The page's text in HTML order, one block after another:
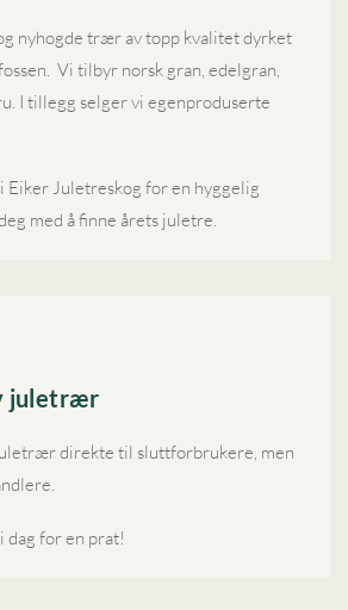
nyhogde trær av topp kvalitet dyrket
Vi tilbyr norsk gran, edelgran,
I tillegg selger vi egenproduserte
Eiker Juletreskog for en hyggelig
med å finne årets juletre.
juletrær
direkte til sluttforbrukere, men
dag for en prat!